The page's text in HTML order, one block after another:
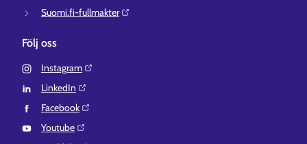
Suomi.fi-fullmakter⁠
Följ oss
Instagram⁠
LinkedIn⁠
Facebook⁠
Youtube⁠